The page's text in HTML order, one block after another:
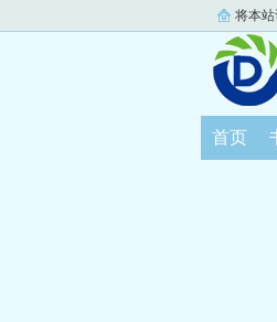
将本
首页